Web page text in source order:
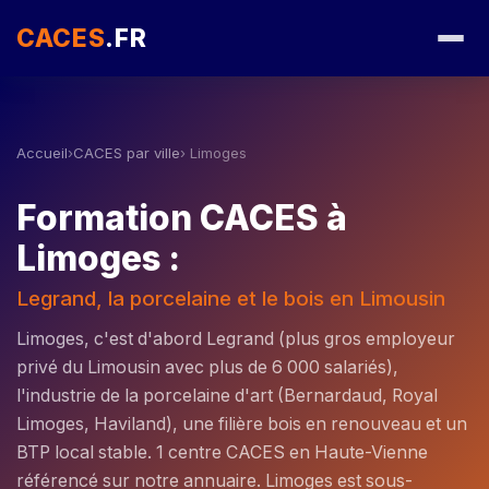
CACES.FR
Accueil›CACES par ville› Limoges
Formation CACES à
Limoges :
Legrand, la porcelaine et le bois en Limousin
Limoges, c'est d'abord Legrand (plus gros employeur
privé du Limousin avec plus de 6 000 salariés),
l'industrie de la porcelaine d'art (Bernardaud, Royal
Limoges, Haviland), une filière bois en renouveau et un
BTP local stable. 1 centre CACES en Haute-Vienne
référencé sur notre annuaire. Limoges est sous-